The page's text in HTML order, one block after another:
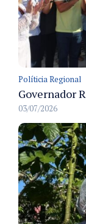
Políticia Regional
03/07/2026